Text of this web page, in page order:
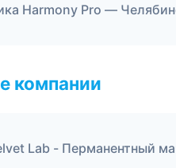
Harmony Pro —
компании
Lab - Перманентный